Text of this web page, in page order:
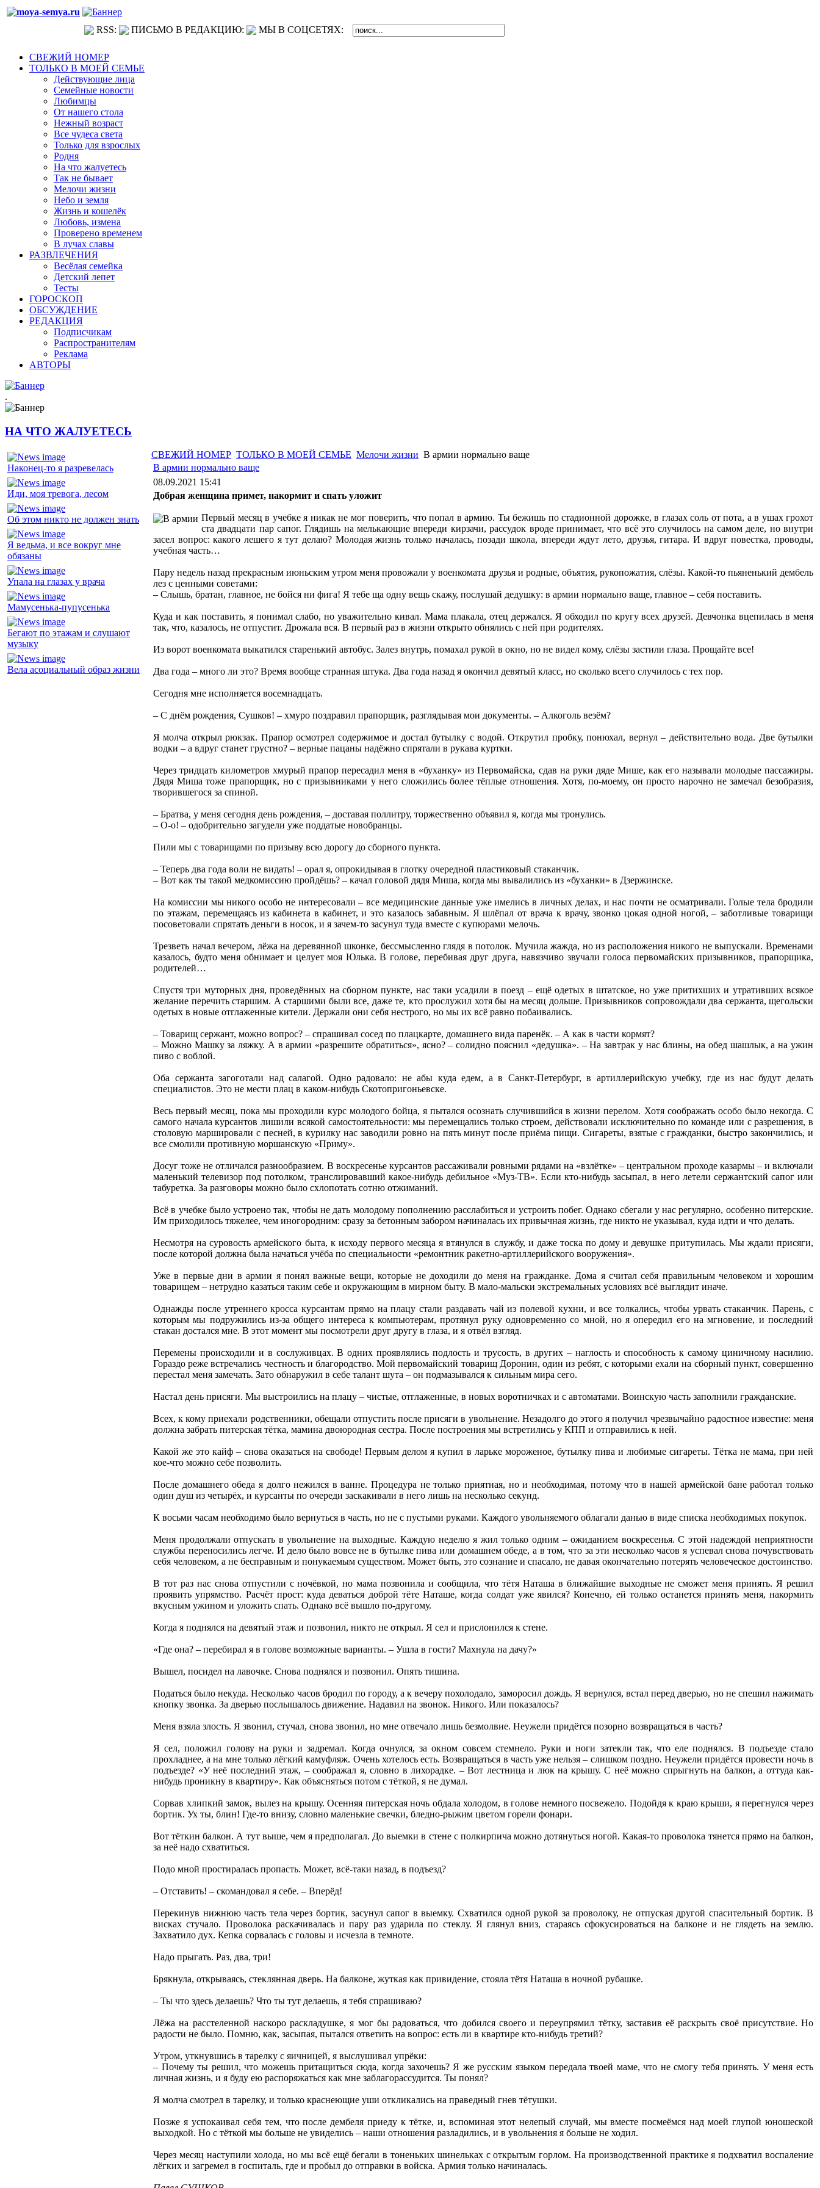
RSS: ПИСЬМО В РЕДАКЦИЮ: МЫ В СОЦСЕТЯХ:
СВЕЖИЙ НОМЕР
ТОЛЬКО В МОЕЙ СЕМЬЕ
Действующие лица
Семейные новости
Любимцы
От нашего стола
Нежный возраст
Все чудеса света
Только для взрослых
Родня
На что жалуетесь
Так не бывает
Мелочи жизни
Небо и земля
Жизнь и кошелёк
Любовь, измена
Проверено временем
В лучах славы
РАЗВЛЕЧЕНИЯ
Весёлая семейка
Детский лепет
Тесты
ГОРОСКОП
ОБСУЖДЕНИЕ
РЕДАКЦИЯ
Подписчикам
Распространителям
Реклама
АВТОРЫ
.
НА ЧТО ЖАЛУЕТЕСЬ
Наконец-то я разревелась
Иди, моя тревога, лесом
Об этом никто не должен знать
Я ведьма, и все вокруг мне
обязаны
Упала на глазах у врача
Мамусенька-пупусенька
Бегают по этажам и слушают
музыку
Вела асоциальный образ жизни
СВЕЖИЙ НОМЕР ТОЛЬКО В МОЕЙ СЕМЬЕ Мелочи жизни В армии нормально ваще
В армии нормально ваще
08.09.2021 15:41
Добрая женщина примет, накормит и спать уложит
Первый месяц в учебке я никак не мог поверить, что попал в армию. Ты бежишь по стадионной дорожке, в глазах соль от пота, а в ушах грохот
ста двадцати пар сапог. Глядишь на мелькающие впереди кирзачи, рассудок вроде принимает, что всё это случилось на самом деле, но внутри
засел вопрос: какого лешего я тут делаю? Молодая жизнь только началась, позади школа, впереди ждут лето, друзья, гитара. И вдруг повестка, проводы,
учебная часть…
Пару недель назад прекрасным июньским утром меня провожали у военкомата друзья и родные, объятия, рукопожатия, слёзы. Какой-то пьяненький дембель
лез с ценными советами:
– Слышь, братан, главное, не бойся ни фига! Я тебе ща одну вещь скажу, послушай дедушку: в армии нормально ваще, главное – себя поставить.
Куда и как поставить, я понимал слабо, но уважительно кивал. Мама плакала, отец держался. Я обходил по кругу всех друзей. Девчонка вцепилась в меня
так, что, казалось, не отпустит. Дрожала вся. В первый раз в жизни открыто обнялись с ней при родителях.
Из ворот военкомата выкатился старенький автобус. Залез внутрь, помахал рукой в окно, но не видел кому, слёзы застили глаза. Прощайте все!
Два года – много ли это? Время вообще странная штука. Два года назад я окончил девятый класс, но сколько всего случилось с тех пор.
Сегодня мне исполняется восемнадцать.
– С днём рождения, Сушков! – хмуро поздравил прапорщик, разглядывая мои документы. – Алкоголь везём?
Я молча открыл рюкзак. Прапор осмотрел содержимое и достал бутылку с водой. Открутил пробку, понюхал, вернул – действительно вода. Две бутылки
водки – а вдруг станет грустно? – верные пацаны надёжно спрятали в рукава куртки.
Через тридцать километров хмурый прапор пересадил меня в «буханку» из Первомайска, сдав на руки дяде Мише, как его называли молодые пассажиры.
Дядя Миша тоже прапорщик, но с призывниками у него сложились более тёплые отношения. Хотя, по-моему, он просто нарочно не замечал безобразия,
творившегося за спиной.
– Братва, у меня сегодня день рождения, – доставая поллитру, торжественно объявил я, когда мы тронулись.
– О-о! – одобрительно загудели уже поддатые новобранцы.
Пили мы с товарищами по призыву всю дорогу до сборного пункта.
– Теперь два года воли не видать! – орал я, опрокидывая в глотку очередной пластиковый стаканчик.
– Вот как ты такой медкомиссию пройдёшь? – качал головой дядя Миша, когда мы вывалились из «буханки» в Дзержинске.
На комиссии мы никого особо не интересовали – все медицинские данные уже имелись в личных делах, и нас почти не осматривали. Голые тела бродили
по этажам, перемещаясь из кабинета в кабинет, и это казалось забавным. Я шлёпал от врача к врачу, звонко цокая одной ногой, – заботливые товарищи
посоветовали спрятать деньги в носок, и я зачем-то засунул туда вместе с купюрами мелочь.
Трезветь начал вечером, лёжа на деревянной шконке, бессмысленно глядя в потолок. Мучила жажда, но из расположения никого не выпускали. Временами
казалось, будто меня обнимает и целует моя Юлька. В голове, перебивая друг друга, навязчиво звучали голоса первомайских призывников, прапорщика,
родителей…
Спустя три муторных дня, проведённых на сборном пункте, нас таки усадили в поезд – ещё одетых в штатское, но уже притихших и утративших всякое
желание перечить старшим. А старшими были все, даже те, кто прослужил хотя бы на месяц дольше. Призывников сопровождали два сержанта, щегольски
одетых в новые отглаженные кители. Держали они себя нестрого, но мы их всё равно побаивались.
– Товарищ сержант, можно вопрос? – спрашивал сосед по плацкарте, домашнего вида паренёк. – А как в части кормят?
– Можно Машку за ляжку. А в армии «разрешите обратиться», ясно? – солидно пояснил «дедушка». – На завтрак у нас блины, на обед шашлык, а на ужин
пиво с воблой.
Оба сержанта загоготали над салагой. Одно радовало: не абы куда едем, а в Санкт-Петербург, в артиллерийскую учебку, где из нас будут делать
специалистов. Это не мести плац в каком-нибудь Скотопригоньевске.
Весь первый месяц, пока мы проходили курс молодого бойца, я пытался осознать случившийся в жизни перелом. Хотя соображать особо было некогда. С
самого начала курсантов лишили всякой самостоятельности: мы перемещались только строем, действовали исключительно по команде или с разрешения, в
столовую маршировали с песней, в курилку нас заводили ровно на пять минут после приёма пищи. Сигареты, взятые с гражданки, быстро закончились, и
все смолили противную моршанскую «Приму».
Досуг тоже не отличался разнообразием. В воскресенье курсантов рассаживали ровными рядами на «взлётке» – центральном проходе казармы – и включали
маленький телевизор под потолком, транслировавший какое-нибудь дебильное «Муз-ТВ». Если кто-нибудь засыпал, в него летели сержантский сапог или
табуретка. За разговоры можно было схлопотать сотню отжиманий.
Всё в учебке было устроено так, чтобы не дать молодому пополнению расслабиться и устроить побег. Однако сбегали у нас регулярно, особенно питерские.
Им приходилось тяжелее, чем иногородним: сразу за бетонным забором начиналась их привычная жизнь, где никто не указывал, куда идти и что делать.
Несмотря на суровость армейского быта, к исходу первого месяца я втянулся в службу, и даже тоска по дому и девушке притупилась. Мы ждали присяги,
после которой должна была начаться учёба по специальности «ремонтник ракетно-артиллерийского вооружения».
Уже в первые дни в армии я понял важные вещи, которые не доходили до меня на гражданке. Дома я считал себя правильным человеком и хорошим
товарищем – нетрудно казаться таким себе и окружающим в мирном быту. В мало-мальски экстремальных условиях всё выглядит иначе.
Однажды после утреннего кросса курсантам прямо на плацу стали раздавать чай из полевой кухни, и все толкались, чтобы урвать стаканчик. Парень, с
которым мы подружились из-за общего интереса к компьютерам, протянул руку одновременно со мной, но я опередил его на мгновение, и последний
стакан достался мне. В этот момент мы посмотрели друг другу в глаза, и я отвёл взгляд.
Перемены происходили и в сослуживцах. В одних проявлялись подлость и трусость, в других – наглость и способность к самому циничному насилию.
Гораздо реже встречались честность и благородство. Мой первомайский товарищ Доронин, один из ребят, с которыми ехали на сборный пункт, совершенно
перестал меня замечать. Зато обнаружил в себе талант шута – он подмазывался к сильным мира сего.
Настал день присяги. Мы выстроились на плацу – чистые, отглаженные, в новых воротничках и с автоматами. Воинскую часть заполнили гражданские.
Всех, к кому приехали родственники, обещали отпустить после присяги в увольнение. Незадолго до этого я получил чрезвычайно радостное известие: меня
должна забрать питерская тётка, мамина двоюродная сестра. После построения мы встретились у КПП и отправились к ней.
Какой же это кайф – снова оказаться на свободе! Первым делом я купил в ларьке мороженое, бутылку пива и любимые сигареты. Тётка не мама, при ней
кое-что можно себе позволить.
После домашнего обеда я долго нежился в ванне. Процедура не только приятная, но и необходимая, потому что в нашей армейской бане работал только
один душ из четырёх, и курсанты по очереди заскакивали в него лишь на несколько секунд.
К восьми часам необходимо было вернуться в часть, но не с пустыми руками. Каждого увольняемого облагали данью в виде списка необходимых покупок.
Меня продолжали отпускать в увольнение на выходные. Каждую неделю я жил только одним – ожиданием воскресенья. С этой надеждой неприятности
службы переносились легче. И дело было вовсе не в бутылке пива или домашнем обеде, а в том, что за эти несколько часов я успевал снова почувствовать
себя человеком, а не бесправным и понукаемым существом. Может быть, это сознание и спасало, не давая окончательно потерять человеческое достоинство.
В тот раз нас снова отпустили с ночёвкой, но мама позвонила и сообщила, что тётя Наташа в ближайшие выходные не сможет меня принять. Я решил
проявить упрямство. Расчёт прост: куда деваться доброй тёте Наташе, когда солдат уже явился? Конечно, ей только останется принять меня, накормить
вкусным ужином и уложить спать. Однако всё вышло по-другому.
Когда я поднялся на девятый этаж и позвонил, никто не открыл. Я сел и прислонился к стене.
«Где она? – перебирал я в голове возможные варианты. – Ушла в гости? Махнула на дачу?»
Вышел, посидел на лавочке. Снова поднялся и позвонил. Опять тишина.
Податься было некуда. Несколько часов бродил по городу, а к вечеру похолодало, заморосил дождь. Я вернулся, встал перед дверью, но не спешил нажимать
кнопку звонка. За дверью послышалось движение. Надавил на звонок. Никого. Или показалось?
Меня взяла злость. Я звонил, стучал, снова звонил, но мне отвечало лишь безмолвие. Неужели придётся позорно возвращаться в часть?
Я сел, положил голову на руки и задремал. Когда очнулся, за окном совсем стемнело. Руки и ноги затекли так, что еле поднялся. В подъезде стало
прохладнее, а на мне только лёгкий камуфляж. Очень хотелось есть. Возвращаться в часть уже нельзя – слишком поздно. Неужели придётся провести ночь в
подъезде? «У неё последний этаж, – соображал я, словно в лихорадке. – Вот лестница и люк на крышу. С неё можно спрыгнуть на балкон, а оттуда как-
нибудь проникну в квартиру». Как объясняться потом с тёткой, я не думал.
Сорвав хлипкий замок, вылез на крышу. Осенняя питерская ночь обдала холодом, в голове немного посвежело. Подойдя к краю крыши, я перегнулся через
бортик. Ух ты, блин! Где-то внизу, словно маленькие свечки, бледно-рыжим цветом горели фонари.
Вот тёткин балкон. А тут выше, чем я предполагал. До выемки в стене с полкирпича можно дотянуться ногой. Какая-то проволока тянется прямо на балкон,
за неё надо схватиться.
Подо мной простиралась пропасть. Может, всё-таки назад, в подъезд?
– Отставить! – скомандовал я себе. – Вперёд!
Перекинув нижнюю часть тела через бортик, засунул сапог в выемку. Схватился одной рукой за проволоку, не отпуская другой спасительный бортик. В
висках стучало. Проволока раскачивалась и пару раз ударила по стеклу. Я глянул вниз, стараясь сфокусироваться на балконе и не глядеть на землю.
Захватило дух. Кепка сорвалась с головы и исчезла в темноте.
Надо прыгать. Раз, два, три!
Брякнула, открываясь, стеклянная дверь. На балконе, жуткая как привидение, стояла тётя Наташа в ночной рубашке.
– Ты что здесь делаешь? Что ты тут делаешь, я тебя спрашиваю?
Лёжа на расстеленной наскоро раскладушке, я мог бы радоваться, что добился своего и переупрямил тётку, заставив её раскрыть своё присутствие. Но
радости не было. Помню, как, засыпая, пытался ответить на вопрос: есть ли в квартире кто-нибудь третий?
Утром, уткнувшись в тарелку с яичницей, я выслушивал упрёки:
– Почему ты решил, что можешь притащиться сюда, когда захочешь? Я же русским языком передала твоей маме, что не смогу тебя принять. У меня есть
личная жизнь, и я буду ею распоряжаться как мне заблагорассудится. Ты понял?
Я молча смотрел в тарелку, и только краснеющие уши откликались на праведный гнев тётушки.
Позже я успокаивал себя тем, что после дембеля приеду к тётке, и, вспоминая этот нелепый случай, мы вместе посмеёмся над моей глупой юношеской
выходкой. Но с тёткой мы больше не увиделись – наши отношения разладились, и в увольнения я больше не ходил.
Через месяц наступили холода, но мы всё ещё бегали в тоненьких шинельках с открытым горлом. На производственной практике я подхватил воспаление
лёгких и загремел в госпиталь, где и пробыл до отправки в войска. Армия только начиналась.